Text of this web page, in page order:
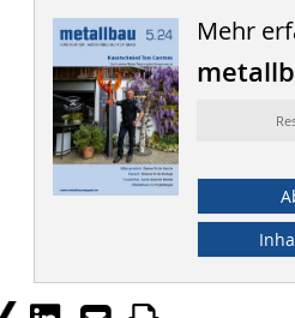
Mehr